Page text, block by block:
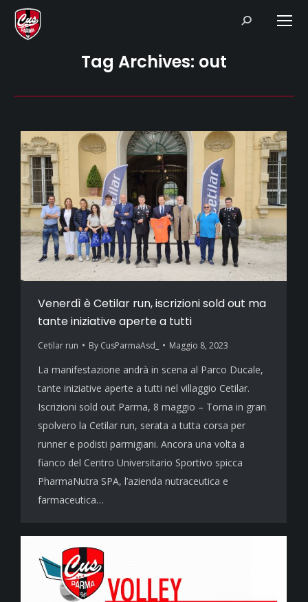
Search:
Tag Archives: out
Venerdì è Cetilar run, iscrizioni sold out ma
tante iniziative aperte a tutti
Cetilar run By CusParmaAsd_ Maggio 8, 2023
La manifestazione andrà in scena al Parco Ducale,
tante iniziative aperte a tutti nel villaggio Cetilar.
Iscrizioni sold out Parma, 8 maggio – Torna in gran
spolvero la Cetilar run, serata a tutta corsa per
runner e podisti parmigiani. Ancora una volta a
fianco del Centro Universitario Sportivo spicca
PharmaNutra SPA, l’azienda nutraceutica e
farmaceutica…